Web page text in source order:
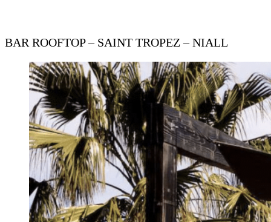
BAR ROOFTOP – SAINT TROPEZ – NIALL